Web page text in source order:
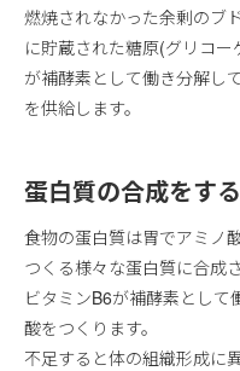
燃焼されなかった余剰のブ
に貯蔵された糖原(グリコ
が補酵素として働き分解し
を供給します。
蛋白質の合成をす
食物の蛋白質は胃でアミノ
つくる様々な蛋白質に合成
ビタミンB6が補酵素として
酸をつくります。
不足すると体の組織形成に